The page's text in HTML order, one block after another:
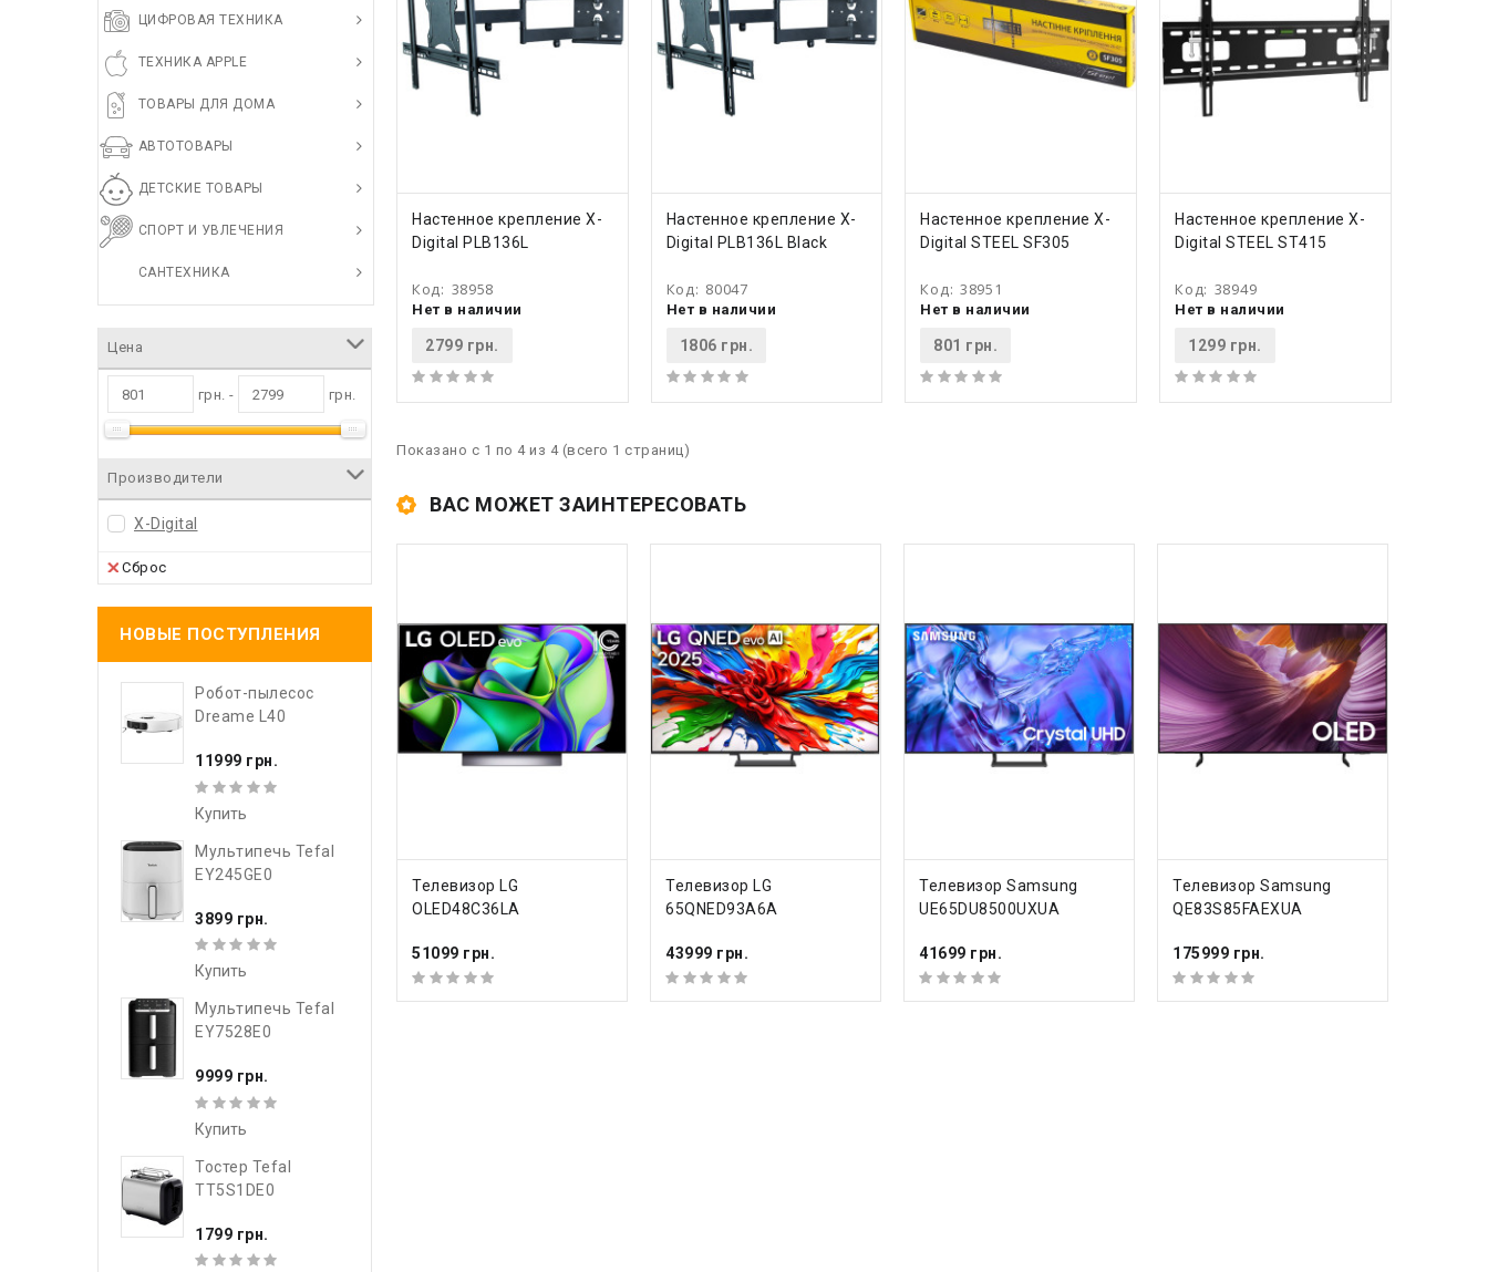
ЦИФРОВАЯ ТЕХНИКА
ТЕХНИКА APPLE
ТОВАРЫ ДЛЯ ДОМА
АВТОТОВАРЫ
ДЕТСКИЕ ТОВАРЫ
СПОРТ И УВЛЕЧЕНИЯ
САНТЕХНИКА
Цена
грн. - грн.
Производители
X-Digital
Сброс
НОВЫЕ ПОСТУПЛЕНИЯ
Робот-пылесос
Dreame L40
11999 грн.
Купить
Мультипечь Tefal
EY245GE0
3899 грн.
Купить
Мультипечь Tefal
EY7528E0
9999 грн.
Купить
Тостер Tefal
TT5S1DE0
1799 грн.
КУПИТЬ
Настенное крепление X-
Digital PLB136L
Код: 38958
Нет в наличии
2799 грн.
КУПИТЬ
Настенное крепление X-
Digital PLB136L Black
Код: 80047
Нет в наличии
1806 грн.
КУПИТЬ
Настенное крепление X-
Digital STEEL SF305
Код: 38951
Нет в наличии
801 грн.
КУПИТЬ
Настенное крепление X-
Digital STEEL ST415
Код: 38949
Нет в наличии
1299 грн.
Показано с 1 по 4 из 4 (всего 1 страниц)
ВАС МОЖЕТ ЗАИНТЕРЕСОВАТЬ
КУПИТЬ
Телевизор LG
OLED48C36LA
51099 грн.
КУПИТЬ
Телевизор LG
65QNED93A6A
43999 грн.
КУПИТЬ
Телевизор Samsung
UE65DU8500UXUA
41699 грн.
КУПИТЬ
Телевизор Samsung
QE83S85FAEXUA
175999 грн.